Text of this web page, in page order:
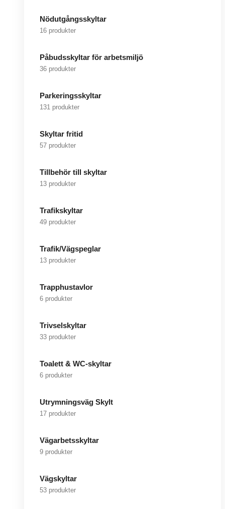
Nödutgångsskyltar
16 produkter
Påbudsskyltar för arbetsmiljö
36 produkter
Parkeringsskyltar
131 produkter
Skyltar fritid
57 produkter
Tillbehör till skyltar
13 produkter
Trafikskyltar
49 produkter
Trafik/Vägspeglar
13 produkter
Trapphustavlor
6 produkter
Trivselskyltar
33 produkter
Toalett & WC-skyltar
6 produkter
Utrymningsväg Skylt
17 produkter
Vägarbetsskyltar
9 produkter
Vägskyltar
53 produkter